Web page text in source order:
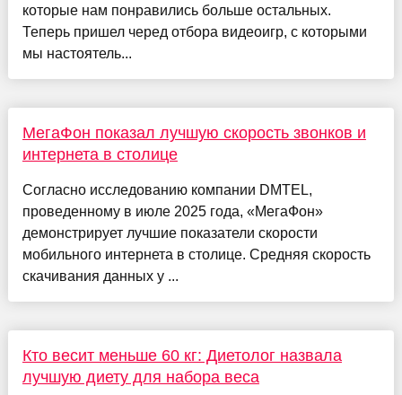
которые нам понравились больше остальных.
Теперь пришел черед отбора видеоигр, с которыми
мы настоятель...
МегаФон показал лучшую скорость звонков и
интернета в столице
Согласно исследованию компании DMTEL,
проведенному в июле 2025 года, «МегаФон»
демонстрирует лучшие показатели скорости
мобильного интернета в столице. Средняя скорость
скачивания данных у ...
Кто весит меньше 60 кг: Диетолог назвала
лучшую диету для набора веса